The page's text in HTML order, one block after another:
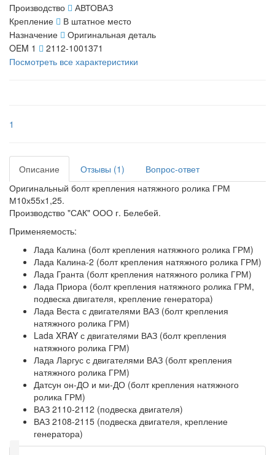
Производство
АВТОВАЗ
Крепление
В штатное место
Назначение
Оригинальная деталь
OEM 1
2112-1001371
Посмотреть все характеристики
1
Описание Отзывы (1)
Вопрос-ответ
Оригинальный болт крепления натяжного ролика ГРМ
М10х55х1,25.
Производство "САК" ООО г. Белебей.
Применяемость:
Лада Калина (болт крепления натяжного ролика ГРМ)
Лада Калина-2 (болт крепления натяжного ролика ГРМ)
Лада Гранта (болт крепления натяжного ролика ГРМ)
Лада Приора (болт крепления натяжного ролика ГРМ,
подвеска двигателя, крепление генератора)
Лада Веста с двигателями ВАЗ (болт крепления
натяжного ролика ГРМ)
Lada XRAY с двигателями ВАЗ (болт крепления
натяжного ролика ГРМ)
Лада Ларгус с двигателями ВАЗ (болт крепления
натяжного ролика ГРМ)
Датсун он-ДО и ми-ДО (болт крепления натяжного
ролика ГРМ)
ВАЗ 2110-2112 (подвеска двигателя)
ВАЗ 2108-2115 (подвеска двигателя, крепление
генератора)